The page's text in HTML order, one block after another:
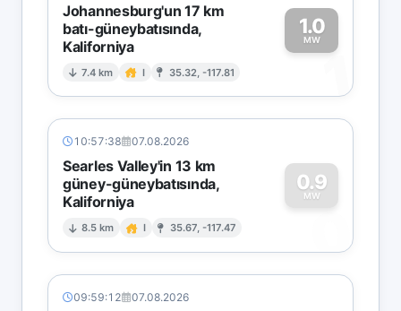
Johannesburg'un 17 km
batı-güneybatısında,
Kaliforniya
7.4 km I 35.32, -117.81
1.0
MW
1
10:57:38 07.08.2026
Searles Valley'in 13 km
güney-güneybatısında,
Kaliforniya
8.5 km I 35.67, -117.47
0.9
MW
0
09:59:12 07.08.2026